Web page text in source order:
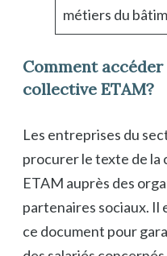
métiers du
Comment
collective ETAM?
Les entreprises du
procurer le texte de
ETAM auprès des
partenaires sociaux. Il
ce document pour